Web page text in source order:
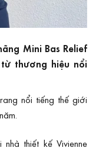
Mini Bas Relief
thương hiệu nổi
nổi tiếng thế giới
thiết kế Vivienne